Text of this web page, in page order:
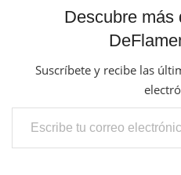
Descubre más
Suscríbete y recibe las
Escribe tu correo electrónico…